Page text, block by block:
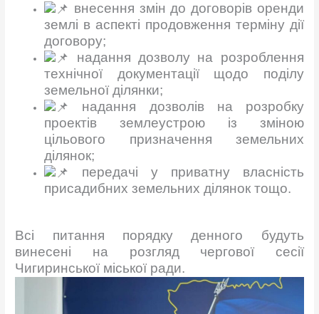
внесення змін до договорів оренди
землі в аспекті продовження терміну дії
договору;
надання дозволу на розроблення
технічної документації щодо поділу
земельної ділянки;
надання дозволів на розробку
проектів землеустрою із зміною
цільового призначення земельних
ділянок;
передачі у приватну власність
присадибних земельних ділянок тощо.
Всі питання порядку денного будуть
винесені на розгляд чергової сесії
Чигиринської міської ради.